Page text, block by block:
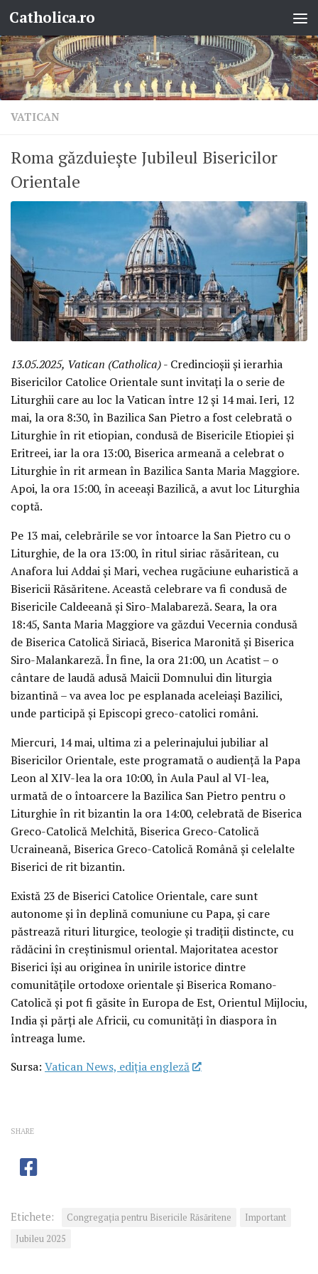
Skip to content
Catholica.ro
VATICAN
Roma găzduiește Jubileul Bisericilor
Orientale
13.05.2025, Vatican (Catholica)- Credincioșii și ierarhia
Bisericilor Catolice Orientale sunt invitați la o serie de
Liturghii care au loc la Vatican între 12 și 14 mai. Ieri, 12
mai, la ora 8:30, în Bazilica San Pietro a fost celebrată o
Liturghie în rit etiopian, condusă de Bisericile Etiopiei și
Eritreei, iar la ora 13:00, Biserica armeană a celebrat o
Liturghie în rit armean în Bazilica Santa Maria Maggiore.
Apoi, la ora 15:00, în aceeași Bazilică, a avut loc Liturghia
coptă.
Pe 13 mai, celebrările se vor întoarce la San Pietro cu o
Liturghie, de la ora 13:00, în ritul siriac răsăritean, cu
Anafora lui Addai și Mari, vechea rugăciune euharistică a
Bisericii Răsăritene. Această celebrare va fi condusă de
Bisericile Caldeeană și Siro-Malabareză. Seara, la ora
18:45, Santa Maria Maggiore va găzdui Vecernia condusă
de Biserica Catolică Siriacă, Biserica Maronită și Biserica
Siro-Malankareză. În fine, la ora 21:00, un Acatist – o
cântare de laudă adusă Maicii Domnului din liturgia
bizantină – va avea loc pe esplanada aceleiași Bazilici,
unde participă și Episcopi greco-catolici români.
Miercuri, 14 mai, ultima zi a pelerinajului jubiliar al
Bisericilor Orientale, este programată o audiență la Papa
Leon al XIV-lea la ora 10:00, în Aula Paul al VI-lea,
urmată de o întoarcere la Bazilica San Pietro pentru o
Liturghie în rit bizantin la ora 14:00, celebrată de Biserica
Greco-Catolică Melchită, Biserica Greco-Catolică
Ucraineană, Biserica Greco-Catolică Română și celelalte
Biserici de rit bizantin.
Există 23 de Biserici Catolice Orientale, care sunt
autonome și în deplină comuniune cu Papa, și care
păstrează rituri liturgice, teologie și tradiții distincte, cu
rădăcini în creștinismul oriental. Majoritatea acestor
Biserici își au originea în unirile istorice dintre
comunitățile ortodoxe orientale și Biserica Romano-
Catolică și pot fi găsite în Europa de Est, Orientul Mijlociu,
India și părți ale Africii, cu comunități în diaspora în
întreaga lume.
Sursa: Vatican News, ediția engleză
SHARE
Etichete: Congregaţia pentru Bisericile Răsăritene
Important
Jubileu 2025